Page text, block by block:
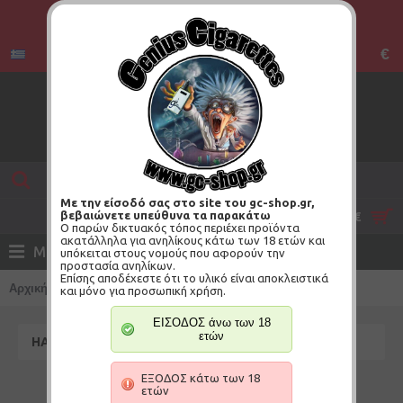
€
0 προϊόν(τα) - 0,00€
ΜΕΝΟΥ
Αρχική ΠΡΩΤΕΣ ΗΛΕΣ Halo
HALO
Με την είσοδό σας στο site του gc-shop.gr,
βεβαιώνετε υπεύθυνα τα παρακάτω
Ο παρών δικτυακός τόπος περιέχει προϊόντα
ακατάλληλα για ανηλίκους κάτω των 18 ετών και
υπόκειται στους νομούς που αφορούν την
προστασία ανηλίκων.
Επίσης αποδέχεστε ότι το υλικό είναι αποκλειστικά
και μόνο για προσωπική χρήση.
ΕΙΣΟΔΟΣ άνω των 18
ετών
ΕΞΟΔΟΣ κάτω των 18
ετών